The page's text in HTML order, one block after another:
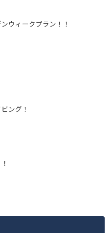
ウィークプラン！！
ング！